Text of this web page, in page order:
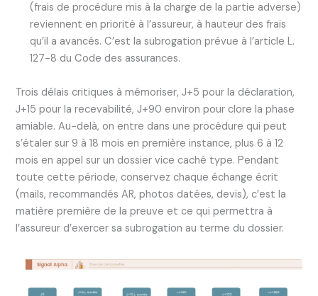
(frais de procédure mis à la charge de la partie adverse)
reviennent en priorité à l’assureur, à hauteur des frais
qu’il a avancés. C’est la subrogation prévue à l’article L.
127-8 du Code des assurances.
Trois délais critiques à mémoriser, J+5 pour la déclaration,
J+15 pour la recevabilité, J+90 environ pour clore la phase
amiable. Au-delà, on entre dans une procédure qui peut
s’étaler sur 9 à 18 mois en première instance, plus 6 à 12
mois en appel sur un dossier vice caché type. Pendant
toute cette période, conservez chaque échange écrit
(mails, recommandés AR, photos datées, devis), c’est la
matière première de la preuve et ce qui permettra à
l’assureur d’exercer sa subrogation au terme du dossier.